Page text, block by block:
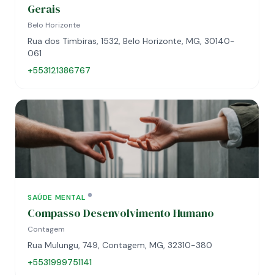
Gerais
Belo Horizonte
Rua dos Timbiras, 1532, Belo Horizonte, MG, 30140-
061
+553121386767
SAÚDE MENTAL
Compasso Desenvolvimento Humano
Contagem
Rua Mulungu, 749, Contagem, MG, 32310-380
+5531999751141